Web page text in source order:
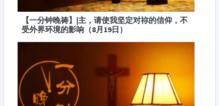
【一分钟晚祷】|主，请使我坚定对祢的信仰，不
受外界环境的影响（8月19日）